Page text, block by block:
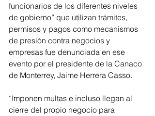
funcionarios de los diferentes niveles
de gobierno” que utilizan trámites,
permisos y pagos como mecanismos
de presión contra negocios y
empresas fue denunciada en ese
evento por el presidente de la Canaco
de Monterrey, Jaime Herrera Casso.
“Imponen multas e incluso llegan al
cierre del propio negocio para